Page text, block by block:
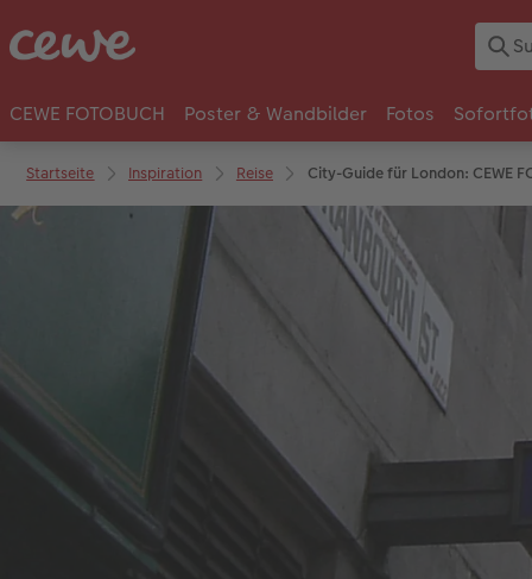
CEWE FOTOBUCH Poster & Wandbilder Fotos
Startseite Inspiration Reise City-Guide für London: CEWE